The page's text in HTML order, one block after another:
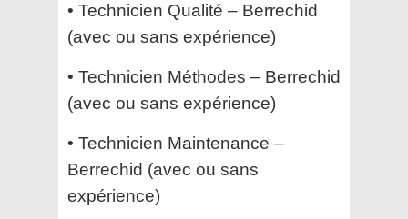
• Technicien Qualité – Berrechid
(avec ou sans expérience)
• Technicien Méthodes – Berrechid
(avec ou sans expérience)
• Technicien Maintenance –
Berrechid (avec ou sans
expérience)